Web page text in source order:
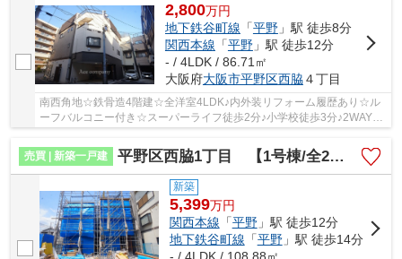
2,800万円
地下鉄谷町線 「平野」駅 徒歩8分
関西本線 「平野」駅 徒歩12分
- / 4LDK / 86.71㎡
大阪府大阪市平野区西脇４丁目
南西角地☆鉄骨造4階建☆全洋室4LDK♪内外装リフォーム履歴あり☆ル
ーフバルコニー付き☆スーパーライフ徒歩2分♪小学校徒歩3分♪2WAYア
売買 | 新築一戸建
平野区西脇1丁目 【1号棟/全2棟】
新築
5,399万円
関西本線 「平野」駅 徒歩12分
地下鉄谷町線 「平野」駅 徒歩14分